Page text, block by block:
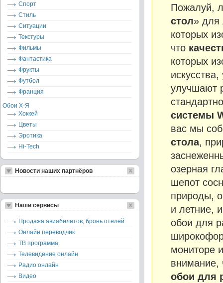
Пожалуй,
стол» для
которых
что
которых
улучшают
системы
вас мы
стола,
озерная
шепот
природы,
и летние,
обои для
мониторе
внимание,
обои для
Спорт
Стиль
Ситуации
Текстуры
Фильмы
Фантастика
Фрукты
Футбол
Франция
Обои Х-Я
Хоккей
Цветы
Эротика
Hi-Tech
Новости наших партнёров
Наши сервисы
Продажа авиабилетов, бронь отелей
Онлайн переводчик
ТВ программа
Телевидение онлайн
Радио онлайн
Видео